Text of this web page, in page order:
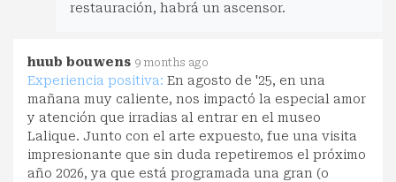
restauración, habrá un ascensor.
huub bouwens 9 months ago
Experiencia positiva: En agosto de '25, en una
mañana muy caliente, nos impactó la especial amor
y atención que irradias al entrar en el museo
Lalique. Junto con el arte expuesto, fue una visita
impresionante que sin duda repetiremos el próximo
año 2026, ya que está programada una gran (o